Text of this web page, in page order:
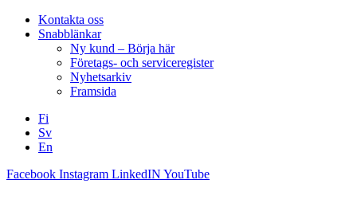
Kontakta oss
Snabblänkar
Ny kund – Börja här
Företags- och serviceregister
Nyhetsarkiv
Framsida
Fi
Sv
En
Facebook Instagram LinkedIN YouTube